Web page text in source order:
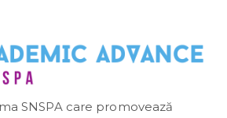
SNSPA care promovează